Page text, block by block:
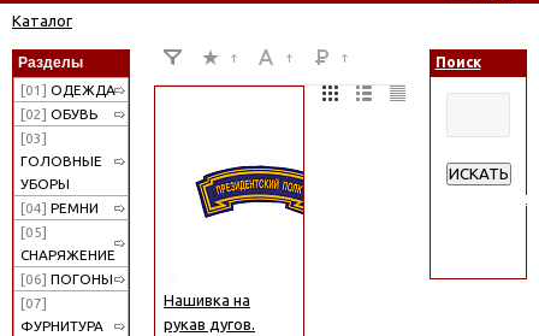
Каталог
Разделы
[01] ОДЕЖДА
[02] ОБУВЬ
[03]
ГОЛОВНЫЕ
УБОРЫ
[04] РЕМНИ
[05]
СНАРЯЖЕНИЕ
[06] ПОГОНЫ
[07]
ФУРНИТУРА
Нашивка на
рукав дугов.
Поиск
ИСКАТЬ